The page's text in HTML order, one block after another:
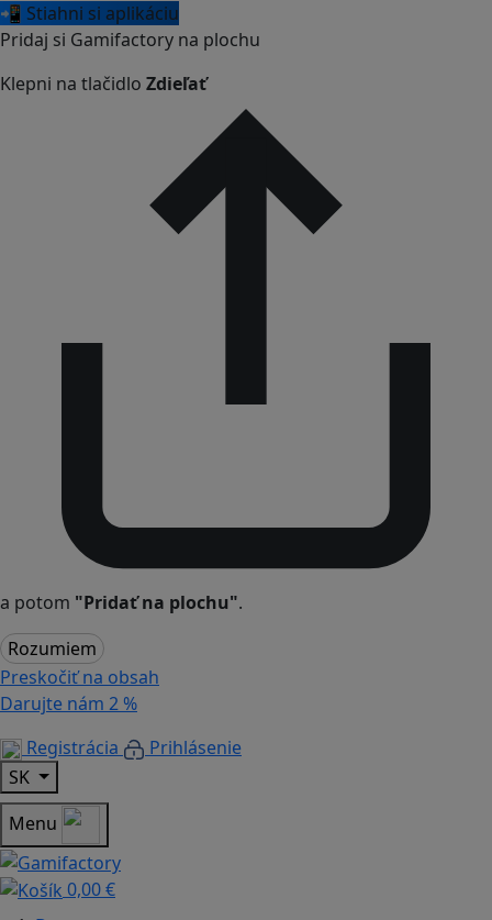
📲 Stiahni si aplikáciu
Pridaj si Gamifactory na plochu
Klepni na tlačidlo Zdieľať
a potom "Pridať na plochu".
Rozumiem
Preskočiť na obsah
Darujte nám 2 %
Registrácia
Prihlásenie
SK
Menu
0,00 €